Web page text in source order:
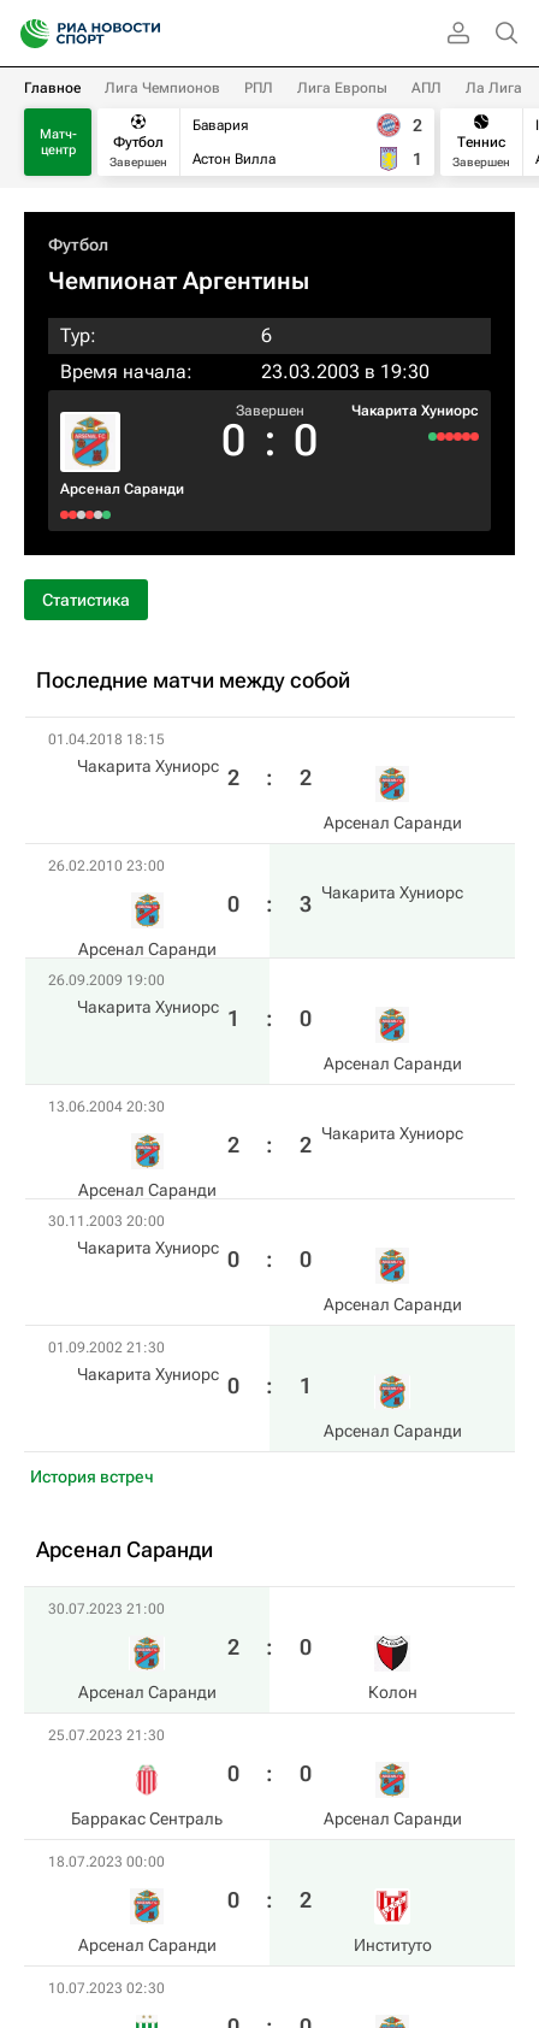
Главное Лига Чемпионов РПЛ Лига Европы АПЛ Ла Лига
Матч-
центр
Футбол
Завершен
Бавария
Астон Вилла
2
1
Теннис
Завершен
Футбол
Чемпионат Аргентины
Тур:
6
Время начала:
23.03.2003 в 19:30
Арсенал Саранди
Завершен
0 : 0
Чакарита Хуниорс
Статистика
Последние матчи между собой
01.04.2018 18:15
Чакарита Хуниорс 2 : 2
Арсенал Саранди
26.02.2010 23:00
Арсенал Саранди
0 : 3 Чакарита Хуниорс
26.09.2009 19:00
Чакарита Хуниорс 1 : 0
Арсенал Саранди
13.06.2004 20:30
Арсенал Саранди
2 : 2 Чакарита Хуниорс
30.11.2003 20:00
Чакарита Хуниорс 0 : 0
Арсенал Саранди
01.09.2002 21:30
Чакарита Хуниорс 0 : 1
Арсенал Саранди
История встреч
Арсенал Саранди
30.07.2023 21:00
Арсенал Саранди
2 : 0
Колон
25.07.2023 21:30
Барракас Сентраль
0 : 0
Арсенал Саранди
18.07.2023 00:00
Арсенал Саранди
0 : 2
Институто
10.07.2023 02:30